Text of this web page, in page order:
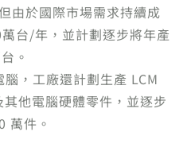
由於國際市場需求持續成
台/年，並計劃逐步將年產
。
，工廠還計劃生產 LCM
他電腦硬體零件，並逐步
萬件。